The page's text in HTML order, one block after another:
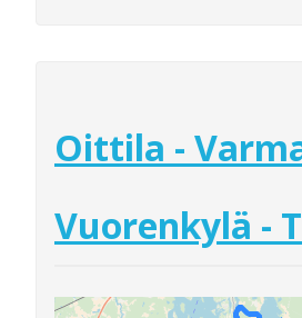
Oittila -
Vuorenkylä -